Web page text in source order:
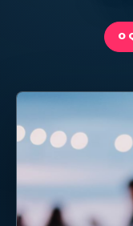
O